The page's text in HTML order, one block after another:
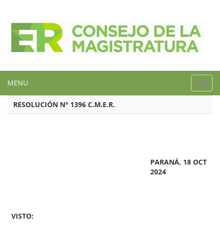
MENU
RESOLUCIÓN N° 1396 C.M.E.R.
PARANÁ, 18 OCT
2024
VISTO: